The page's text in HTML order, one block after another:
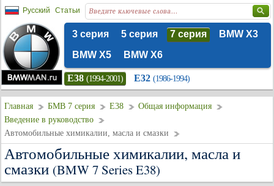
Русский Статьи
3 серия 5 серия 7 серия
BMW X3
BMW X5
BMW X6
E38 (1994-2001) E32 (1986-1994)
Главная БМВ 7 серия E38
Общая информация
Введение в руководство
Автомобильные химикалии, масла и смазки
Автомобильные химикалии, масла и
смазки (BMW 7 Series E38)